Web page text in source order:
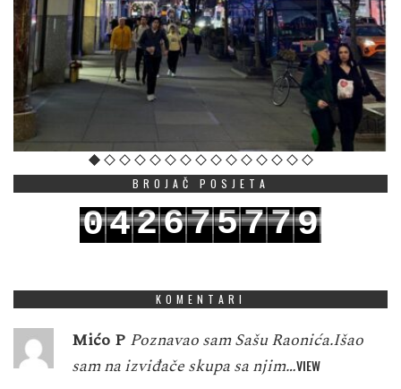
BROJAČ POSJETA
042675779
KOMENTARI
Mićo P Poznavao sam Sašu Raonića.Išao
sam na izviđače skupa sa njim…VIEW